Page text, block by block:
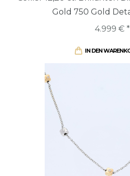
Gold 750 Gold
4.999 € *
IN DEN